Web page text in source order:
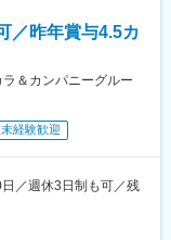
、お台場海浜公園
駅、泉体育館駅、三鷹
子駅、昭島駅、東小
安駅、天台駅、東千
駅、武蔵浦和駅、北戸
央駅、与野駅、戸田
／昨年賞与4.5カ
＆カンパニーグルー
経験歓迎
／週休3日制も可／残